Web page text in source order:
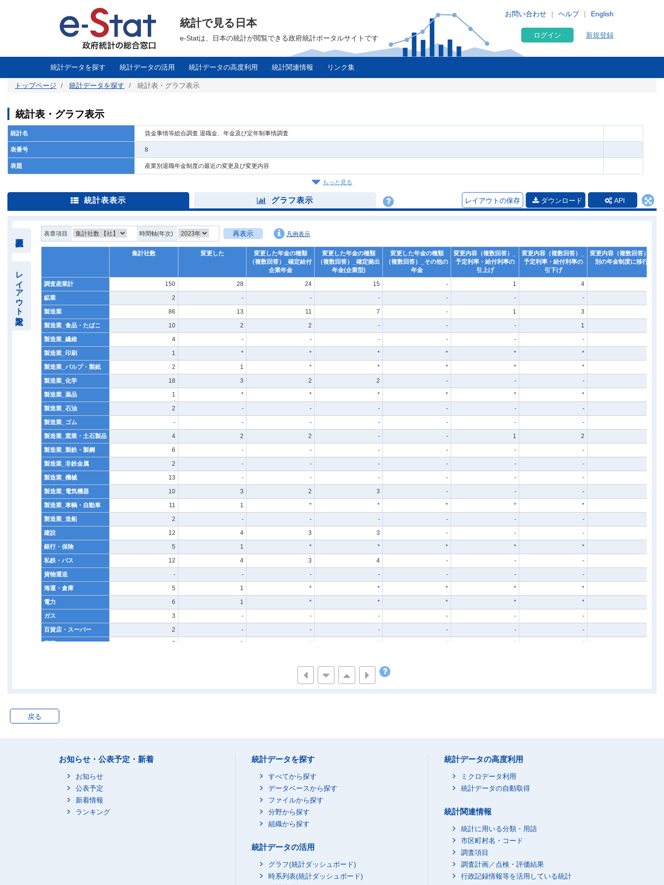
に
English
お問い合わせ ヘルプ
統計で見る日本
e-Statは、日本の統計が閲覧できる政府統計ポータルサイトです ログイン 新規登録
統計データを探す 統計データの活用 統計データの高度利用 統計関連情報 リンク集
トップページ 統計データを探す 統計表・グラフ表示
統計表・グラフ表示
統計名 賃金事情等総合調査 退職金、年金及び定年制事情調査
表番号 8
表題 産業別退職年金制度の最近の変更及び変更内容
もっと見る
統計表表示 グラフ表示 レイアウトの保存 ダウンロード API
レイアウト設定
表章項目 時間軸(年次) 再表示 凡例表示
集計社数 変更した
変更した年金の種類
（複数回答）_確定給付
企業年金
変更した年金の種類
（複数回答）_確定拠出
年金(企業型)
変更した年金の種類
（複数回答）_その他の
年金
変更内容（複数回答）_
予定利率・給付利率の
引上げ
変更内容（複数回答）_
予定利率・給付利率の
引下げ
変更内容（複数回答）_
別の年金制度に移行
調査産業計 150 28 24 15 - 1 4
鉱業
2 - - - - - -
製造業
86 13 11 7 - 1 3
製造業_食品・たばこ
10 2 2 - - - 1
製造業_繊維
4 - - - - - -
製造業_印刷
1 * * * * * *
製造業_パルプ・製紙
2 1 * * * * *
製造業_化学
18 3 2 2 - - -
製造業_薬品
1 * * * * * *
製造業_石油
2 - - - - - -
製造業_ゴム
- - - - - - -
製造業_窯業・土石製品
4 2 2 - - 1 2
製造業_製鉄・製鋼
6 - - - - - -
製造業_非鉄金属
2 - - - - - -
製造業_機械
13 - - - - - -
製造業_電気機器
10 3 2 3 - - -
製造業_車輌・自動車
11 1 * * * * *
製造業_造船
2 - - - - - -
建設
12 4 3 3 - - -
銀行・保険
5 1 * * * * *
私鉄・バス
12 4 3 4 - - -
貨物運送
- - - - - - -
海運・倉庫
5 1 * * * * *
電力
6 1 * * * * *
ガス
3 - - - - - -
百貨店・スーパー
2 - - - - - -
商事
5 1 * * * * *
*
*
その他のサービス
戻る
お知らせ・公表予定・新着
お知らせ
公表予定
新着情報
ランキング
統計データを探す
すべてから探す
データベースから探す
ファイルから探す
分野から探す
組織から探す
統計データの活用
グラフ(統計ダッシュボード)
時系列表(統計ダッシュボード)
統計データの高度利用
ミクロデータ利用
統計データの自動取得
統計関連情報
統計に用いる分類・用語
市区町村名・コード
調査項目
調査計画／点検・評価結果
行政記録情報等を活用している統計